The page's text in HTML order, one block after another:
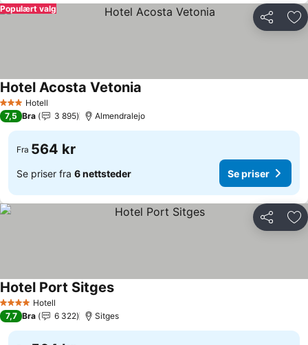
Del
Populært valg
3 StjernerHotell
Hotel Acosta Vetonia
7,5 Bra 3 895 Almendralejo
Fra 564 kr
Se priser fra 6 nettsteder Se priser
Del
4 StjernerHotell
Hotel Port Sitges
7,7 Bra 6 322 Sitges